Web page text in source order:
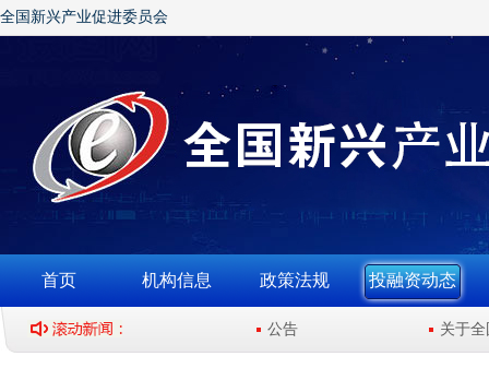
全国新兴产业促进委员会
首页 机构信息 政策法规 投融资动态
网站版权声明 公告 关于全